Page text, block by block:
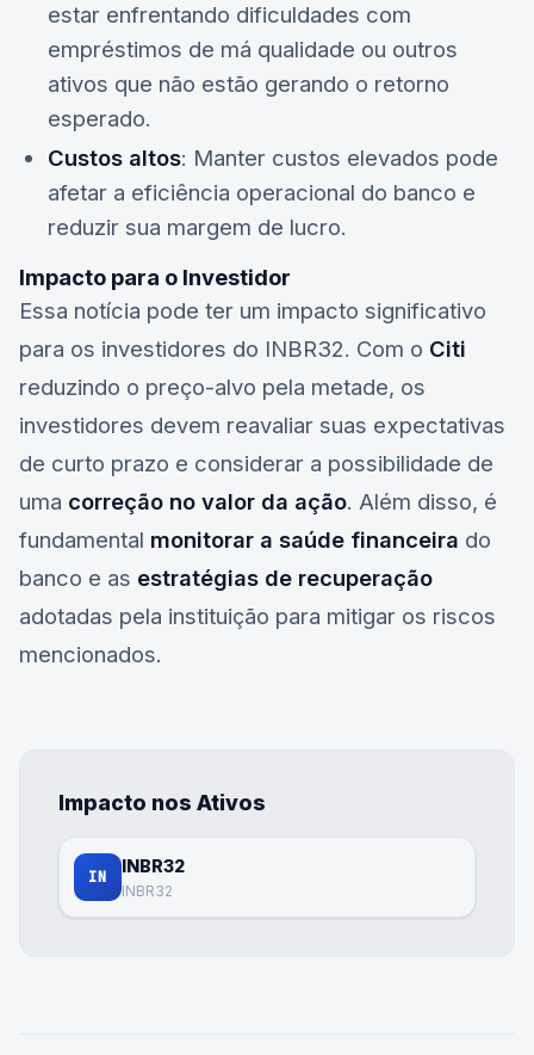
estar enfrentando dificuldades com
empréstimos de má qualidade ou outros
ativos que não estão gerando o retorno
esperado.
Custos altos: Manter custos elevados pode
afetar a eficiência operacional do banco e
reduzir sua margem de lucro.
Impacto para o Investidor
Essa notícia pode ter um impacto significativo
para os investidores do INBR32. Com o Citi
reduzindo o preço-alvo pela metade, os
investidores devem reavaliar suas expectativas
de curto prazo e considerar a possibilidade de
uma correção no valor da ação. Além disso, é
fundamental monitorar a saúde financeira do
banco e as estratégias de recuperação
adotadas pela instituição para mitigar os riscos
mencionados.
Impacto nos Ativos
IN
INBR32
INBR32